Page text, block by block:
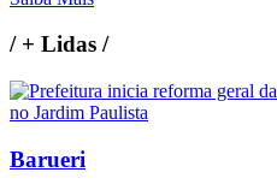
/+ Lidas /
Barueri